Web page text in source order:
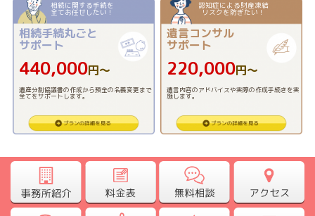
相続に関する手続を
全てお任せしたい！
相続手続丸ごと
サポート
440,000円〜
遺産分割協議書の作成から預金の名義変更まで
全てをサポートします。
認知症による財産凍結
リスクを防ぎたい！
遺言コンサル
サポート
220,000円〜
遺言内容のアドバイスや実際の作成手続きを実
施します。